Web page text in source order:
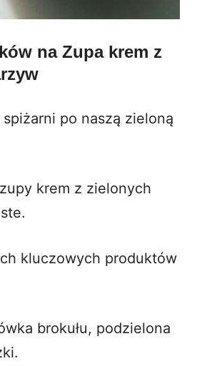
na Zupa krem z
po naszą zieloną
krem z zielonych
kluczowych produktów
brokułu, podzielona